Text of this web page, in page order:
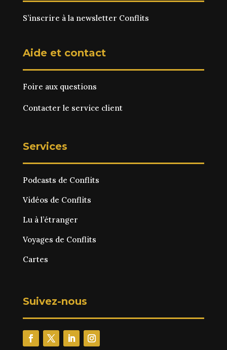
S’inscrire à la newsletter Conflits
Aide et contact
Foire aux questions
Contacter le service client
Services
Podcasts de Conflits
Vidéos de Conflits
Lu à l’étranger
Voyages de Conflits
Cartes
Suivez-nous